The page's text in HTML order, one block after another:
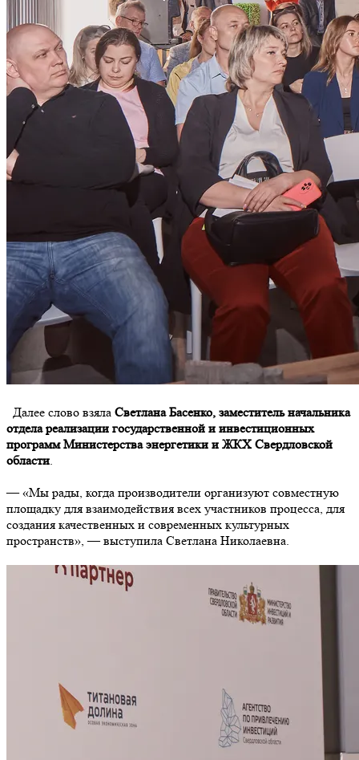
Далее слово взяла Светлана Басенко, заместитель начальника
отдела реализации государственной и инвестиционных
программ Министерства энергетики и ЖКХ Свердловской
области.
— «Мы рады, когда производители организуют совместную
площадку для взаимодействия всех участников процесса, для
создания качественных и современных культурных
пространств», — выступила Светлана Николаевна.